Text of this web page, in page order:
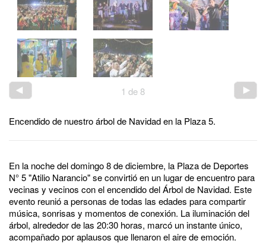
1 de 8
Encendido de nuestro árbol de Navidad en la Plaza 5.
En la noche del domingo 8 de diciembre, la Plaza de Deportes
N° 5 "Atilio Narancio" se convirtió en un lugar de encuentro para
vecinas y vecinos con el encendido del Árbol de Navidad. Este
evento reunió a personas de todas las edades para compartir
música, sonrisas y momentos de conexión. La iluminación del
árbol, alrededor de las 20:30 horas, marcó un instante único,
acompañado por aplausos que llenaron el aire de emoción.